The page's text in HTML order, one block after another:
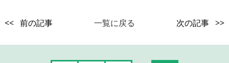
<< 前の記事 一覧に戻る 次の記事 >>